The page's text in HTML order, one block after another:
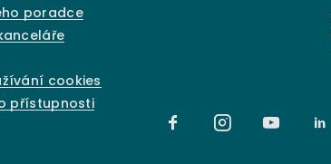
poradce
cookies
přístupnosti